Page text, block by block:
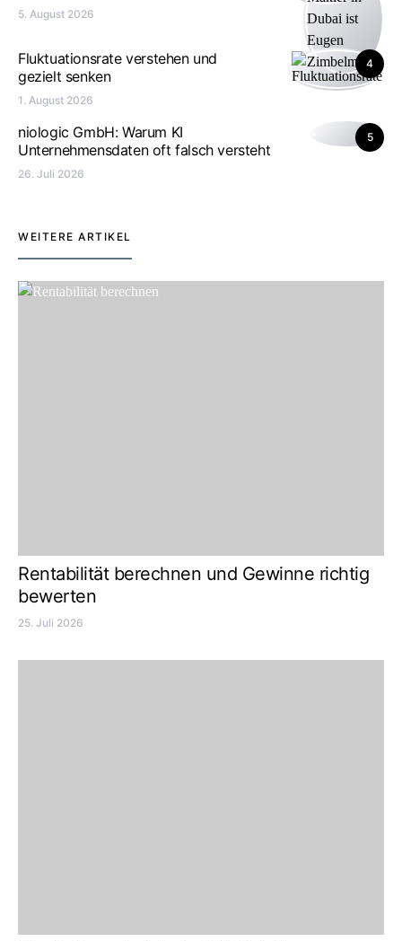
5. August 2026
4
Fluktuationsrate verstehen und
gezielt senken
1. August 2026
5
niologic GmbH: Warum KI
Unternehmensdaten oft falsch versteht
26. Juli 2026
WEITERE ARTIKEL
Rentabilität berechnen und Gewinne richtig
bewerten
25. Juli 2026